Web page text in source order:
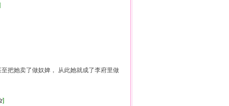
把她卖了做奴婢， 从此她就成了李府里做
]